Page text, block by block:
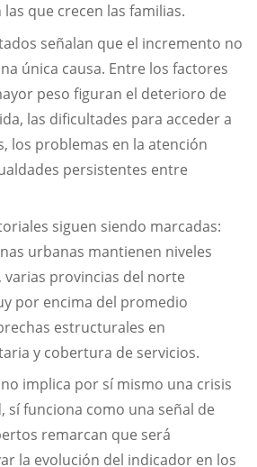
que crecen las familias.
señalan que el incremento no
única causa. Entre los factores
peso figuran el deterioro de
las dificultades para acceder a
los problemas en la atención
persistentes entre
siguen siendo marcadas:
urbanas mantienen niveles
provincias del norte
por encima del promedio
estructurales en
y cobertura de servicios.
implica por sí mismo una crisis
sí funciona como una señal de
remarcan que será
la evolución del indicador en los